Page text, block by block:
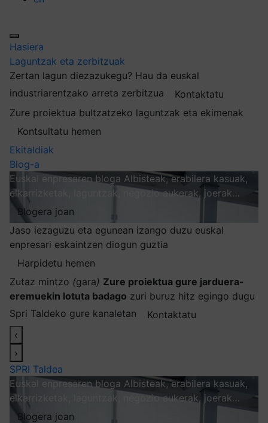
Hasiera
Laguntzak eta zerbitzuak
Zertan lagun diezazukegu? Hau da euskal
industriarentzako arreta zerbitzua
Kontaktatu
Zure proiektua bultzatzeko laguntzak eta ekimenak
Kontsultatu hemen
Ekitaldiak
Blog-a
Euskal enpresaren bloga Albisteak, erabilera kasuak,
elkarrizketak, laguntzak, negozio aukerak, joerak…
Blogera joan
Jaso iezaguzu eta egunean izango duzu euskal
enpresari eskaintzen diogun guztia
Harpidetu hemen
Zutaz mintzo (gara) Zure proiektua gure jarduera-
eremuekin lotuta badago zuri buruz hitz egingo dugu
Spri Taldeko gure kanaletan
Kontaktatu
‹
›
SPRI Taldea
Euskal enpresaren bloga Albisteak, erabilera kasuak,
elkarrizketak, laguntzak, negozio aukerak, joerak…
Blogera joan